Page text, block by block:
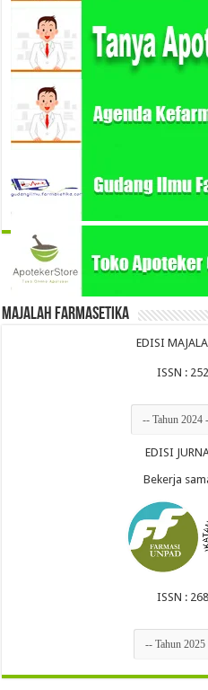
Majalah Farmasetika
EDISI
ISSN :
EDISI
Bekerja
ISSN :